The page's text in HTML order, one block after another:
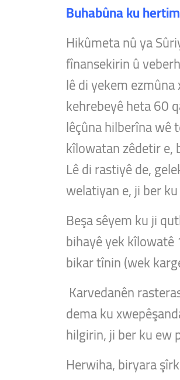
Buhabûna ku
Hikûmeta nû ya
fînansekirin û
lê di yekem
kehrebeyê heta 60
lêçûna hilberîna wê
kîlowatan zêdetir e,
Lê di rastiyê de,
welatiyan e, ji ber
Beşa sêyem ku ji
bihayê yek kîlowatê
bikar tînin (wek
Karvedanên
dema ku
hilgirin, ji ber ku ew
Herwiha, biryara